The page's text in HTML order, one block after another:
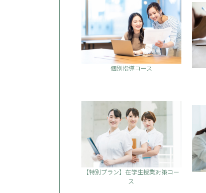
個別指導コース
【特別プラン】在学生授業対策コー
ス